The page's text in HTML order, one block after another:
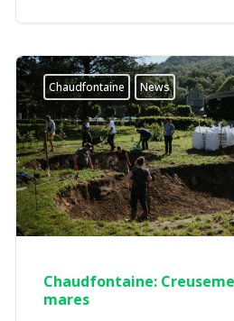
Chaudfontaine News
Chaudfontaine:
mares